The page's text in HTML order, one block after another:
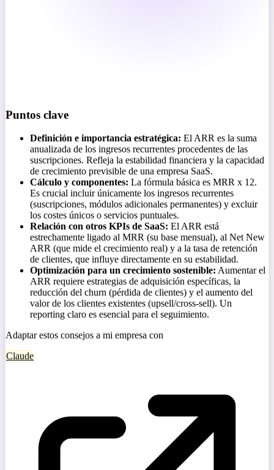
Puntos clave
Definición e importancia estratégica: El ARR es la suma
anualizada de los ingresos recurrentes procedentes de las
suscripciones. Refleja la estabilidad financiera y la capacidad
de crecimiento previsible de una empresa SaaS.
Cálculo y componentes: La fórmula básica es MRR x 12.
Es crucial incluir únicamente los ingresos recurrentes
(suscripciones, módulos adicionales permanentes) y excluir
los costes únicos o servicios puntuales.
Relación con otros KPIs de SaaS: El ARR está
estrechamente ligado al MRR (su base mensual), al Net New
ARR (que mide el crecimiento real) y a la tasa de retención
de clientes, que influye directamente en su estabilidad.
Optimización para un crecimiento sostenible: Aumentar el
ARR requiere estrategias de adquisición específicas, la
reducción del churn (pérdida de clientes) y el aumento del
valor de los clientes existentes (upsell/cross-sell). Un
reporting claro es esencial para el seguimiento.
Adaptar estos consejos a mi empresa con
Claude